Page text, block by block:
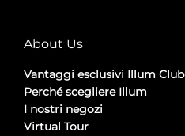
About Us
Vantaggi esclusivi Illum Club
Perché scegliere Illum
I nostri negozi
Virtual Tour